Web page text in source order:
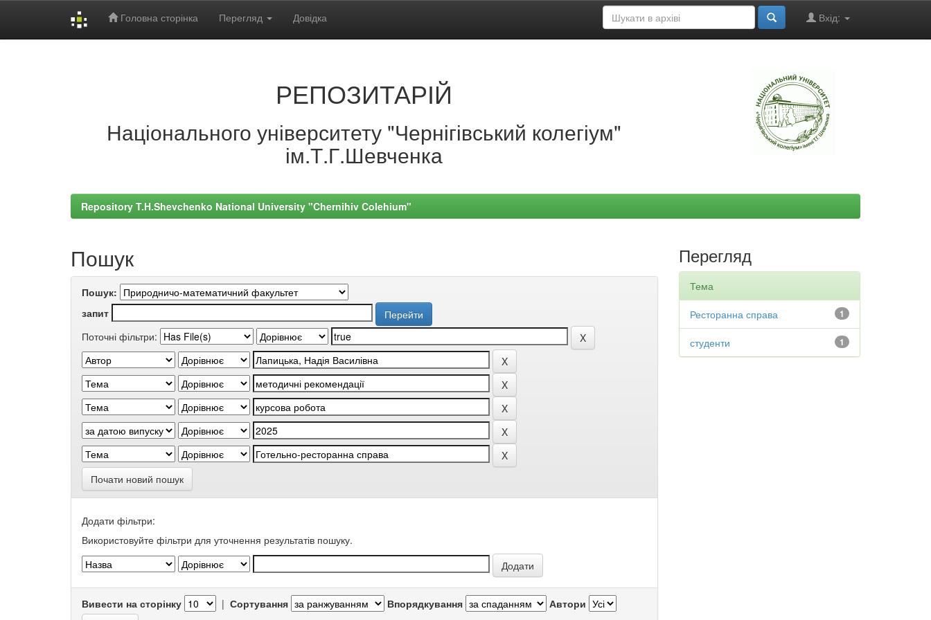
Головна сторінка Перегляд Довідка Вхід:
РЕПОЗИТАРІЙ
Національного університету "Чернігівський колегіум"
ім.Т.Г.Шевченка
Repository T.H.Shevchenko National University "Chernihiv Colehium"
Пошук
Пошук:
запит
Поточні фільтри:
Почати новий пошук
Додати фільтри:
Використовуйте фільтри для уточнення результатів пошуку.
Вивести на сторінку | Сортування Впорядкування Автори
Перегляд
Тема
1
Ресторанна справа
1
студенти